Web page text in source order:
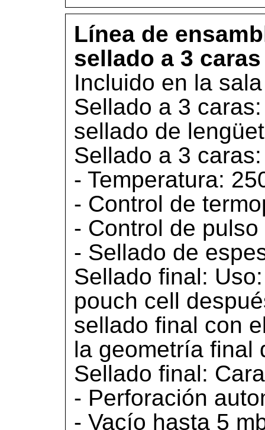
Línea de
sellado a 3
Incluido en la
Sellado a 3
sellado de
Sellado a 3
- Temperatura:
- Control de
- Control de
- Sellado de
Sellado final:
pouch cell
sellado final con
la geometría final
Sellado final:
- Perforación
- Vacío hasta 5